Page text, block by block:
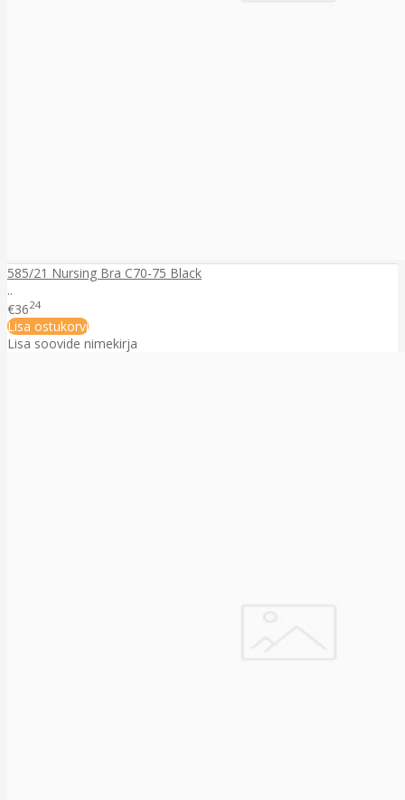
585/21 Nursing Bra C70-75 Black
..
€3624
Lisa ostukorvi
Lisa soovide nimekirja